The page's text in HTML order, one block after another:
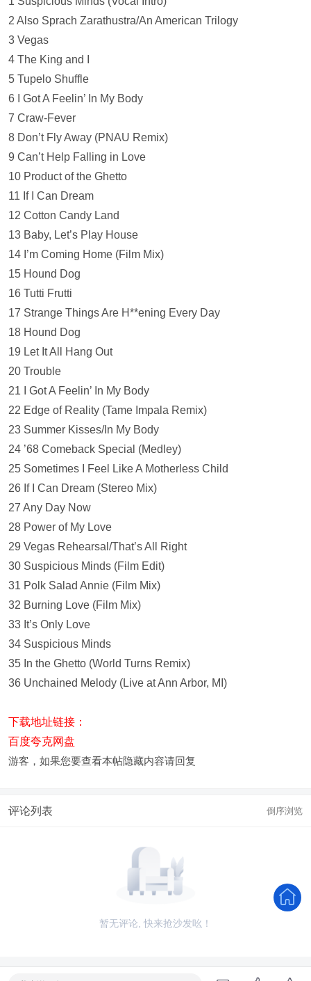
2 Also Sprach Zarathustra/An American Trilogy
3 Vegas
4 The King and I
5 Tupelo Shuffle
6 I Got A Feelin’ In My Body
7 Craw-Fever
8 Don’t Fly Away (PNAU Remix)
9 Can’t Help Falling in Love
10 Product of the Ghetto
11 If I Can Dream
12 Cotton Candy Land
13 Baby, Let’s Play House
14 I’m Coming Home (Film Mix)
15 Hound Dog
16 Tutti Frutti
17 Strange Things Are H**ening Every Day
18 Hound Dog
19 Let It All Hang Out
20 Trouble
21 I Got A Feelin’ In My Body
22 Edge of Reality (Tame Impala Remix)
23 Summer Kisses/In My Body
24 ’68 Comeback Special (Medley)
25 Sometimes I Feel Like A Motherless Child
26 If I Can Dream (Stereo Mix)
27 Any Day Now
28 Power of My Love
29 Vegas Rehearsal/That’s All Right
30 Suspicious Minds (Film Edit)
31 Polk Salad Annie (Film Mix)
32 Burning Love (Film Mix)
33 It’s Only Love
34 Suspicious Minds
35 In the Ghetto (World Turns Remix)
36 Unchained Melody (Live at Ann Arbor, MI)
下载地址链接：
百度夸克网盘
游客，如果您要查看本帖隐藏内容请回复
评论列表 倒序浏览
暂无评论, 快来抢沙发吆！